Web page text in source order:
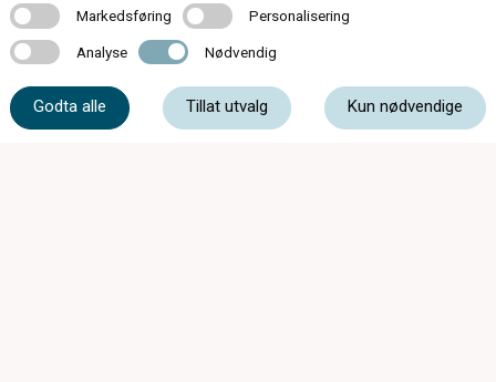
MarkedsføringMarkedsføring PersonaliseringPersonalisering
Analyse Analyse Nødvendig Nødvendig
Godta alle Tillat utvalg Kun nødvendige